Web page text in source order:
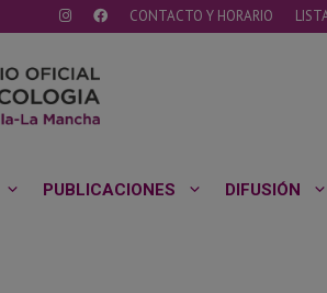
CONTACTO Y HORARIO
PUBLICACIONES DIFUSIÓN